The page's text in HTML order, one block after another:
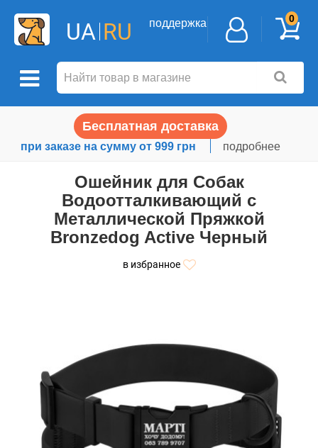
UA RU поддержка 0
Бесплатная доставка
при заказе на сумму от 999 грн подробнее
Ошейник для Собак
Водоотталкивающий с
Металлической Пряжкой
Bronzedog Active Черный
в избранное